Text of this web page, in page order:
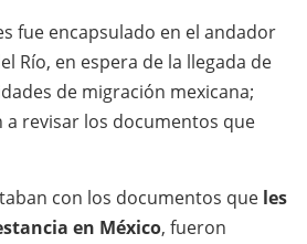
fue encapsulado en el andador
Río, en espera de la llegada de
de migración mexicana;
revisar los documentos que
con los documentos que les
en México, fueron